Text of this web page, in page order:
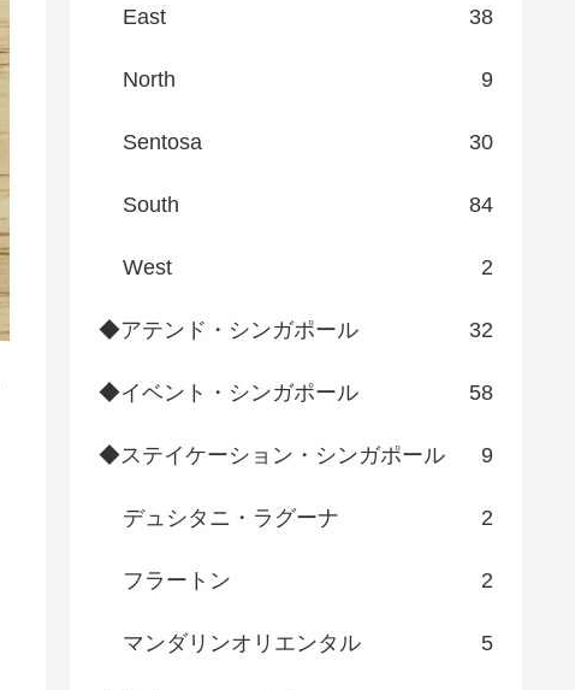
East 38
North 9
Sentosa 30
South 84
West 2
◆アテンド・シンガポール 32
◆イベント・シンガポール 58
◆ステイケーション・シンガポール 9
デュシタニ・ラグーナ 2
フラートン 2
マンダリンオリエンタル 5